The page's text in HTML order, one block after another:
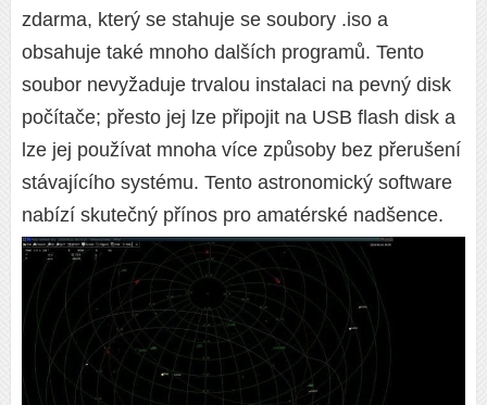
zdarma, který se stahuje se soubory .iso a
obsahuje také mnoho dalších programů. Tento
soubor nevyžaduje trvalou instalaci na pevný disk
počítače; přesto jej lze připojit na USB flash disk a
lze jej používat mnoha více způsoby bez přerušení
stávajícího systému. Tento astronomický software
nabízí skutečný přínos pro amatérské nadšence.